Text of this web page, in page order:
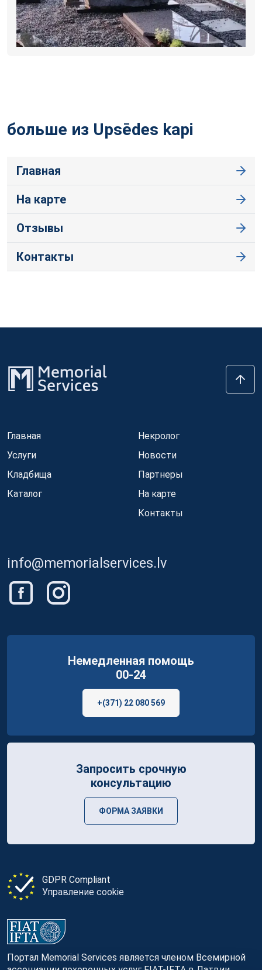
больше из Upsēdes kapi
Главная
На карте
Отзывы
Контакты
Главная
Услуги
Кладбища
Каталог
Некролог
Новости
Партнеры
На карте
Контакты
info@memorialservices.lv
GDPR Compliant
Управление cookie
Портал Memorial Services является членом Всемирной
Немедленная помощь
00-24
+(371) 22 080 569
Запросить срочную
консультацию
ФОРМА ЗАЯВКИ